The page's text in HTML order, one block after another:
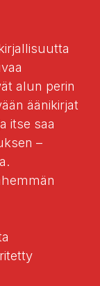
alun perin
äänikirjat
itse saa
–